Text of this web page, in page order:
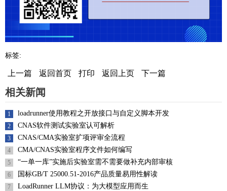
标签:
上一篇 返回首页 打印 返回上页 下一篇
相关新闻
1 loadrunner使用教程之开放接口与自定义脚本开发
2 CNAS软件测试实验室认可解析
3 CNAS/CMA实验室扩项评审全流程
4 CMA/CNAS实验室程序文件如何编写
5 “一单一库”实施后实验室需不需要做补充内部审核
6 国标GB/T 25000.51-2016产品质量易用性解读
7 LoadRunner LLM协议：为大模型应用而生